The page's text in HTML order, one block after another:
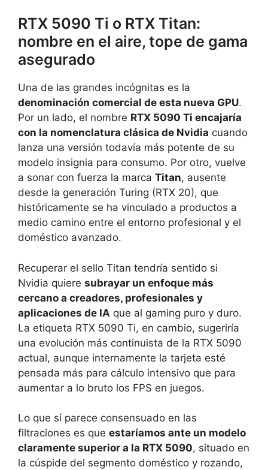
RTX 5090 Ti o RTX Titan:
nombre en el aire, tope de gama
asegurado
Una de las grandes incógnitas es la
denominación comercial de esta nueva GPU.
Por un lado, el nombre RTX 5090 Ti encajaría
con la nomenclatura clásica de Nvidia cuando
lanza una versión todavía más potente de su
modelo insignia para consumo. Por otro, vuelve
a sonar con fuerza la marca Titan, ausente
desde la generación Turing (RTX 20), que
históricamente se ha vinculado a productos a
medio camino entre el entorno profesional y el
doméstico avanzado.
Recuperar el sello Titan tendría sentido si
Nvidia quiere subrayar un enfoque más
cercano a creadores, profesionales y
aplicaciones de IA que al gaming puro y duro.
La etiqueta RTX 5090 Ti, en cambio, sugeriría
una evolución más continuista de la RTX 5090
actual, aunque internamente la tarjeta esté
pensada más para cálculo intensivo que para
aumentar a lo bruto los FPS en juegos.
Lo que sí parece consensuado en las
filtraciones es que estaríamos ante un modelo
claramente superior a la RTX 5090, situado en
la cúspide del segmento doméstico y rozando,